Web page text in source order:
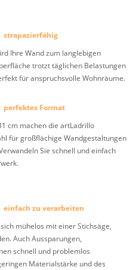
strapazierfähig
Ihre Wand zum langlebigen
trotzt täglichen Belastungen
für anspruchsvolle Wohnräume.
Format
cm machen die artLadrillo
für großflächige Wandgestaltungen
Sie schnell und einfach
zu verarbeiten
mühelos mit einer Stichsäge,
Auch Aussparungen,
schnell und problemlos
Materialstärke und des